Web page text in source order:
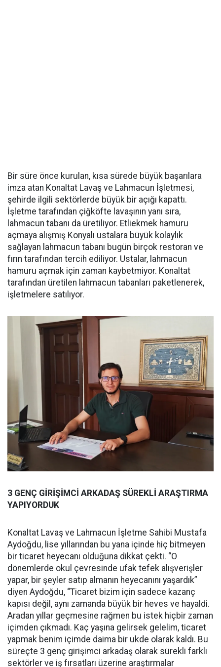
Bir süre önce kurulan, kısa sürede büyük başarılara
imza atan Konaltat Lavaş ve Lahmacun İşletmesi,
şehirde ilgili sektörlerde büyük bir açığı kapattı.
İşletme tarafından çiğköfte lavaşının yanı sıra,
lahmacun tabanı da üretiliyor. Etliekmek hamuru
açmaya alışmış Konyalı ustalara büyük kolaylık
sağlayan lahmacun tabanı bugün birçok restoran ve
fırın tarafından tercih ediliyor. Ustalar, lahmacun
hamuru açmak için zaman kaybetmiyor. Konaltat
tarafından üretilen lahmacun tabanları paketlenerek,
işletmelere satılıyor.
3 GENÇ GİRİŞİMCİ ARKADAŞ SÜREKLİ ARAŞTIRMA
YAPIYORDUK
Konaltat Lavaş ve Lahmacun İşletme Sahibi Mustafa
Aydoğdu, lise yıllarından bu yana içinde hiç bitmeyen
bir ticaret heyecanı olduğuna dikkat çekti. “O
dönemlerde okul çevresinde ufak tefek alışverişler
yapar, bir şeyler satıp almanın heyecanını yaşardık”
diyen Aydoğdu, “Ticaret bizim için sadece kazanç
kapısı değil, aynı zamanda büyük bir heves ve hayaldi.
Aradan yıllar geçmesine rağmen bu istek hiçbir zaman
içimden çıkmadı. Kaç yaşına gelirsek gelelim, ticaret
yapmak benim içimde daima bir ukde olarak kaldı. Bu
süreçte 3 genç girişimci arkadaş olarak sürekli farklı
sektörler ve iş fırsatları üzerine araştırmalar